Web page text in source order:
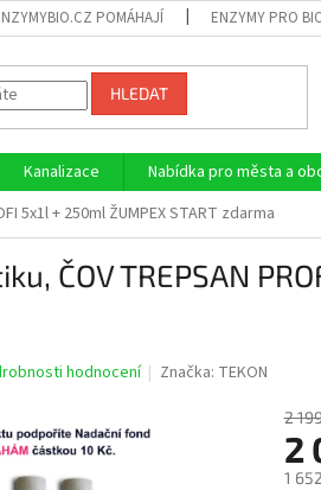
POMÁHAJÍ ENZYMY PRO
HLEDAT
Kanalizace Nabídka pro města a
5x1l + 250ml ŽUMPEX START zdarma
ČOV TREPSAN
hodnocení Značka: TEKON
2
2
1